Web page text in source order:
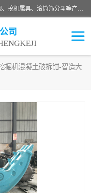
济宁智造工程科技有限公司是一家经营智造大观、挖机属具、滚筒筛分斗等产品的滑移装载机厂家。济宁智造工程科技有限公司奉行以质量赢得用户，诚信为本，互利共赢的宗旨，依靠雄厚的技术力量，科学的管理制度，先进的加工检测设备，始终坚持以客户为中心，免费咨询！
司
掘机混凝土破拆钳-智造大
钳
壤修复
机